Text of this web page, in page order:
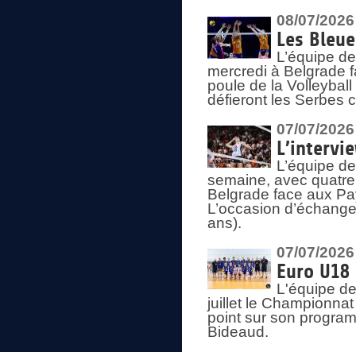
08/07/2026
Les
L’équipe
mercredi à Belgrade
poule de la
défieront les Serbes
07/07/2026
L’équipe
semaine, avec
Belgrade face aux
L’occasion
ans).
07/07/2026
Euro
L'équipe
juillet le
point sur son
Bideaud.